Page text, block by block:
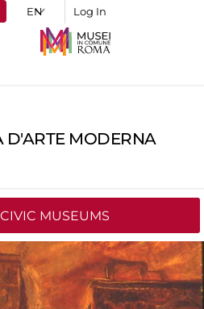
Log In
D'ARTE MODERNA
MUSEUMS